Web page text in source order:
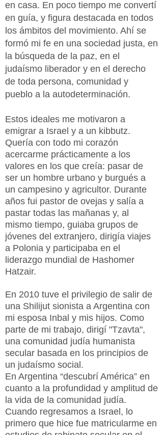
en casa. En poco tiempo me convertí
en guía, y figura destacada en todos
los ámbitos del movimiento. Ahí se
formó mi fe en una sociedad justa, en
la búsqueda de la paz, en el
judaísmo liberador y en el derecho
de toda persona, comunidad y
pueblo a la autodeterminación.
Estos ideales me motivaron a
emigrar a Israel y a un kibbutz.
Quería con todo mi corazón
acercarme prácticamente a los
valores en los que creía: pasar de
ser un hombre urbano y burgués a
un campesino y agricultor. Durante
años fui pastor de ovejas y salía a
pastar todas las mañanas y, al
mismo tiempo, guiaba grupos de
jóvenes del extranjero, dirigía viajes
a Polonia y participaba en el
liderazgo mundial de Hashomer
Hatzair.
En 2010 tuve el privilegio de salir de
una Shilijut sionista a Argentina con
mi esposa Inbal y mis hijos. Como
parte de mi trabajo, dirigí "Tzavta",
una comunidad judía humanista
secular basada en los principios de
un judaísmo social.
En Argentina “descubrí América” en
cuanto a la profundidad y amplitud de
la vida de la comunidad judía.
Cuando regresamos a Israel, lo
primero que hice fue matricularme en